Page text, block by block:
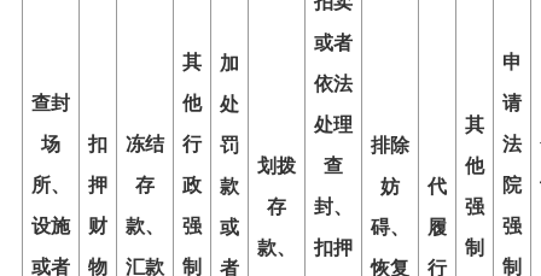
查封
场
所、
设施
或者
扣
押
财
物
冻结
存
款、
汇款
其
他
行
政
强
制
申
请
法
院
强
制
加
处
罚
款
或
者
划拨
存
款、
或者
依法
处理
查
封、
扣押
排除
妨
碍、
恢复
代
履
行
其
他
强
制